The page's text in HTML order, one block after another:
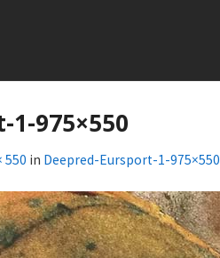
1-975×550
550 in Deepred-Eursport-1-975×550